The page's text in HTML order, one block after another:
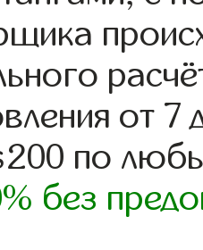
от 7
по
без